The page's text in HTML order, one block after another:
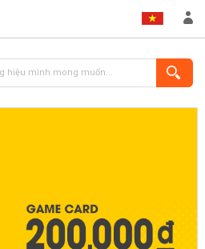
ĐĂNG KÝ